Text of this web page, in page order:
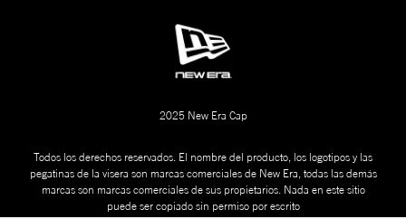
2025 New Era Cap
Todos los derechos reservados. El nombre del producto, los logotipos y las
pegatinas de la visera son marcas comerciales de New Era, todas las demás
marcas son marcas comerciales de sus propietarios. Nada en este sitio
puede ser copiado sin permiso por escrito